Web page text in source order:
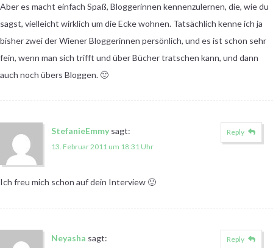
Aber es macht einfach Spaß, Bloggerinnen kennenzulernen, die, wie du
sagst, vielleicht wirklich um die Ecke wohnen. Tatsächlich kenne ich ja
bisher zwei der Wiener Bloggerinnen persönlich, und es ist schon sehr
fein, wenn man sich trifft und über Bücher tratschen kann, und dann
auch noch übers Bloggen. 🙂
StefanieEmmy sagt:
13. Februar 2011 um 18:31 Uhr
Ich freu mich schon auf dein Interview 🙂
Reply
Neyasha sagt: Reply